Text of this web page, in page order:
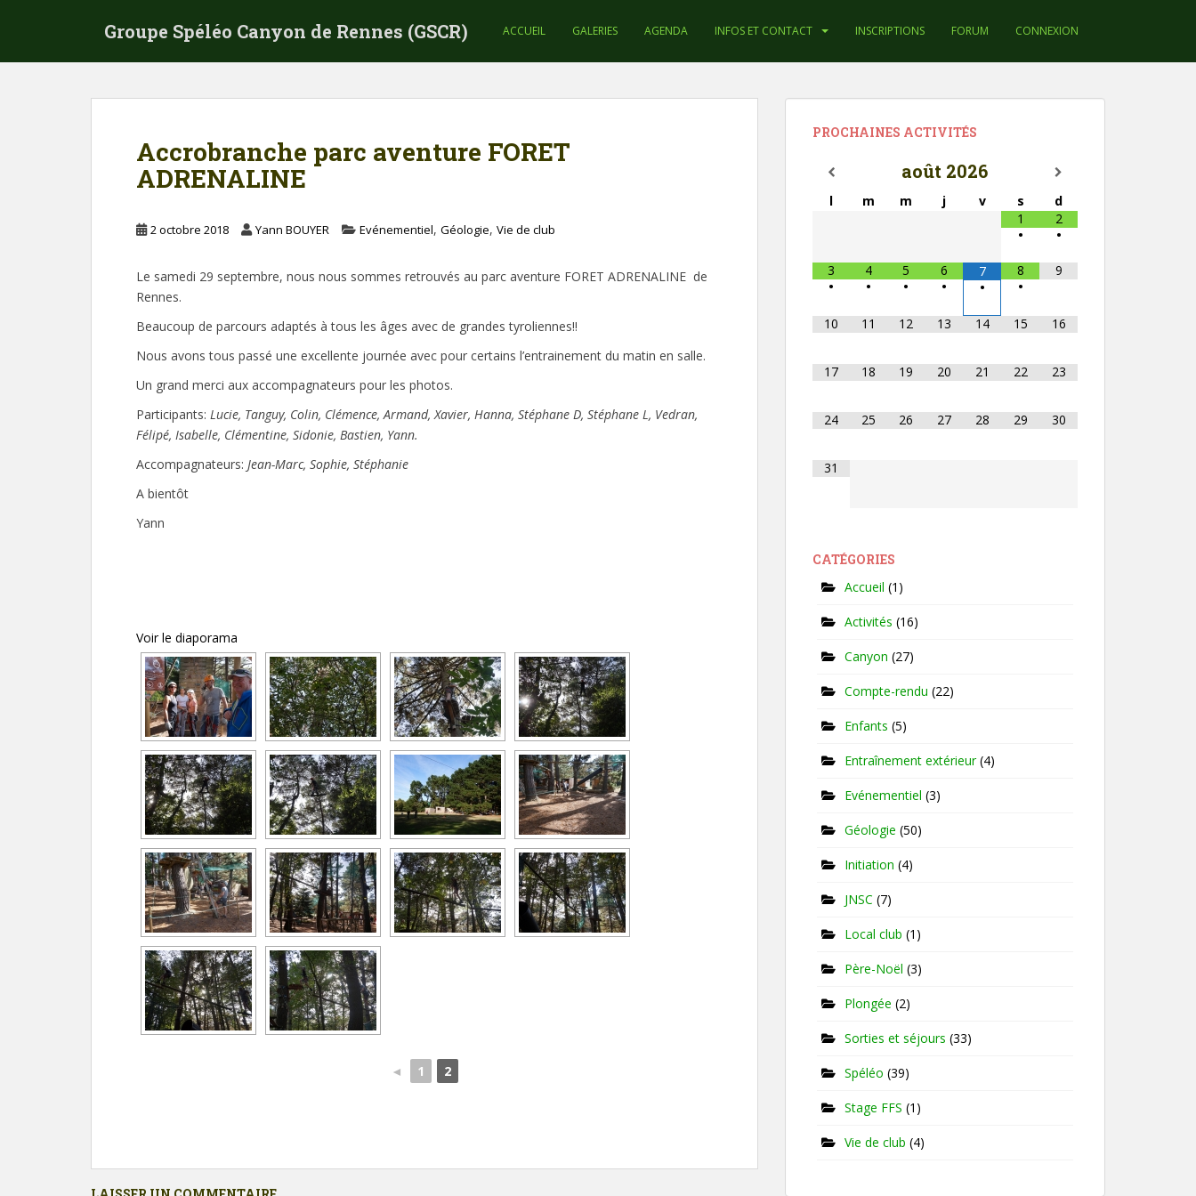
Groupe Spéléo Canyon de Rennes (GSCR) ACCUEIL GALERIES AGENDA INFOS ET CONTACT INSCRIPTIONS FORUM CONNEXION
Accrobranche parc aventure FORET
ADRENALINE
2 octobre 2018 Yann BOUYER Evénementiel, Géologie, Vie de club
Le samedi 29 septembre, nous nous sommes retrouvés au parc aventure FORET ADRENALINE de
Rennes.
Beaucoup de parcours adaptés à tous les âges avec de grandes tyroliennes!!
Nous avons tous passé une excellente journée avec pour certains l’entrainement du matin en salle.
Un grand merci aux accompagnateurs pour les photos.
Participants: Lucie, Tanguy, Colin, Clémence, Armand, Xavier, Hanna, Stéphane D, Stéphane L, Vedran,
Félipé, Isabelle, Clémentine, Sidonie, Bastien, Yann.
Accompagnateurs: Jean-Marc, Sophie, Stéphanie
A bientôt
Yann
Voir le diaporama
◄ 1 2
PROCHAINES ACTIVITÉS
août 2026
l m m j v s
d
1
•
2
•
3
•
4
•
5
•
6
•
7
•
8
•
9
10 11 12 13 14 15 16
17 18 19 20 21 22 23
24 25 26 27 28 29 30
31
CATÉGORIES
Accueil (1)
Activités (16)
Canyon (27)
Compte-rendu (22)
Enfants (5)
Entraînement extérieur(4)
Evénementiel (3)
Géologie (50)
Initiation (4)
JNSC (7)
Local club (1)
Père-Noël (3)
Plongée (2)
Sorties et séjours (33)
Spéléo (39)
Stage FFS (1)
Vie de club (4)